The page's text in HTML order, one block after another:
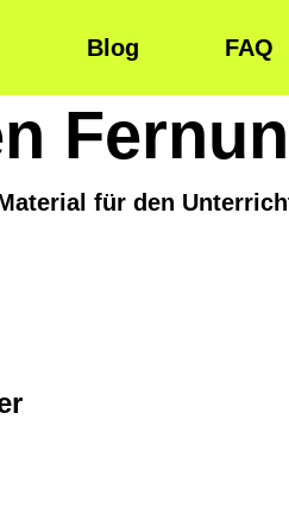
Blog FAQ
für den